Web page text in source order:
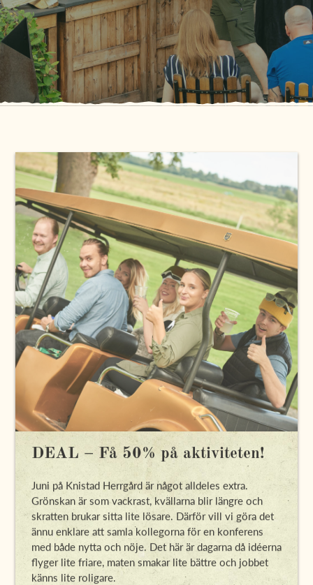
DEAL – Få 50% på aktiviteten!
Juni på Knistad Herrgård är något alldeles extra.
Grönskan är som vackrast, kvällarna blir längre och
skratten brukar sitta lite lösare. Därför vill vi göra det
ännu enklare att samla kollegorna för en konferens
med både nytta och nöje. Det här är dagarna då idéerna
flyger lite friare, maten smakar lite bättre och jobbet
känns lite roligare.